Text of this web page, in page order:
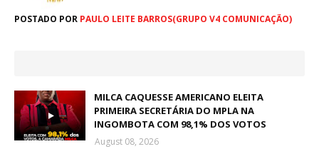
POSTADO POR PAULO LEITE BARROS(GRUPO V4 COMUNICAÇÃO)
MILCA CAQUESSE AMERICANO ELEITA
PRIMEIRA SECRETÁRIA DO MPLA NA
INGOMBOTA COM 98,1% DOS VOTOS
August 08, 2026